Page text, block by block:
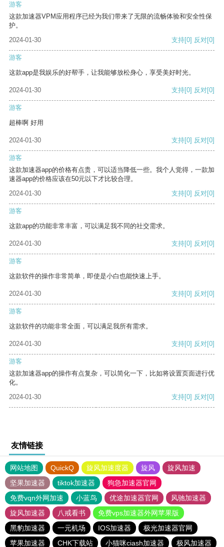
游客
这款加速器VPM应用程序已经为我们带来了无限的流畅体验和安全性保
护。
2024-01-30
支持[0] 反对[0]
游客
这款app是我娱乐的好帮手，让我能够放松身心，享受美好时光。
2024-01-30 支持[0] 反对[0]
游客
超棒啊 好用
2024-01-30 支持[0] 反对[0]
游客
这款加速器app的价格有点贵，可以适当降低一些。我个人觉得，一款加
速器app的价格应该在50元以下才比较合理。
2024-01-30
支持[0] 反对[0]
游客
这款app的功能非常丰富，可以满足我不同的社交需求。
2024-01-30 支持[0] 反对[0]
游客
这款软件的操作非常简单，即使是小白也能快速上手。
2024-01-30 支持[0] 反对[0]
游客
这款软件的功能非常全面，可以满足我所有需求。
2024-01-30 支持[0] 反对[0]
游客
这款加速器app的操作有点复杂，可以简化一下，比如将设置页面进行优
化。
2024-01-30
支持[0] 反对[0]
友情链接
网站地图 QuickQ 旋风加速度器 旋风
旋风加速
坚果加速器
tiktok加速器
狗急加速器官网
免费vqn外网加速
小蓝鸟 优途加速器官网
风驰加速器
旋风加速器
八戒看书
免费vps加速器外网苹果版
黑豹加速器
一元机场 IOS加速器
极光加速器官网
苹果加速器
CHK下载站 小猫咪ciash加速器 极风加速器